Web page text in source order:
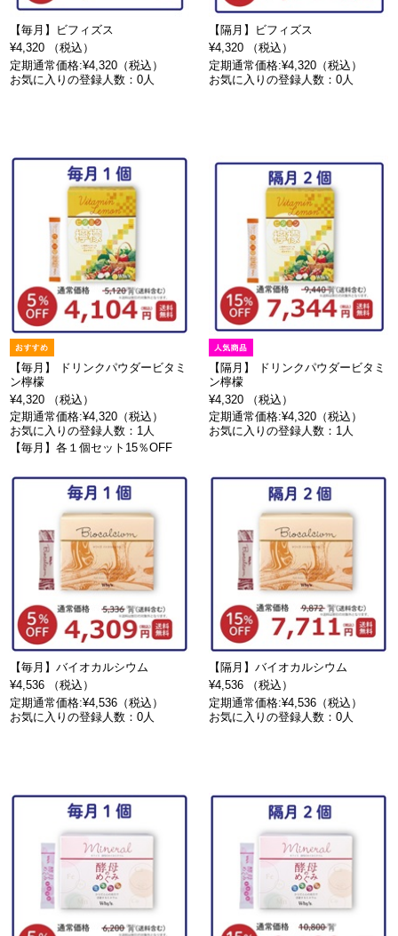
【毎月】ビフィズス
¥4,320 （税込）
定期通常価格:¥4,320（税込）
お気に入りの登録人数：0人
【隔月】ビフィズス
¥4,320 （税込）
定期通常価格:¥4,320（税込）
お気に入りの登録人数：0人
【毎月】 ドリンクパウダービタミ
ン檸檬
¥4,320 （税込）
定期通常価格:¥4,320（税込）
お気に入りの登録人数：1人
【毎月】各１個セット15％OFF
【隔月】 ドリンクパウダービタミ
ン檸檬
¥4,320 （税込）
定期通常価格:¥4,320（税込）
お気に入りの登録人数：1人
【毎月】バイオカルシウム
¥4,536 （税込）
定期通常価格:¥4,536（税込）
お気に入りの登録人数：0人
【隔月】バイオカルシウム
¥4,536 （税込）
定期通常価格:¥4,536（税込）
お気に入りの登録人数：0人